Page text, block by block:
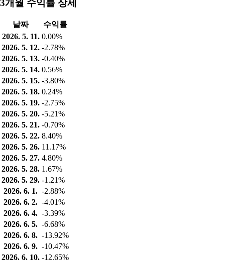
3개월 수익률 상세
날짜
수익률
2026. 5. 11. 0.00%
2026. 5. 12. -2.78%
2026. 5. 13. -0.40%
2026. 5. 14. 0.56%
2026. 5. 15. -3.80%
2026. 5. 18. 0.24%
2026. 5. 19. -2.75%
2026. 5. 20. -5.21%
2026. 5. 21. -0.70%
2026. 5. 22. 8.40%
2026. 5. 26. 11.17%
2026. 5. 27. 4.80%
2026. 5. 28. 1.67%
2026. 5. 29. -1.21%
2026. 6. 1. -2.88%
2026. 6. 2. -4.01%
2026. 6. 4. -3.39%
2026. 6. 5. -6.68%
2026. 6. 8. -13.92%
2026. 6. 9. -10.47%
2026. 6. 10. -12.65%